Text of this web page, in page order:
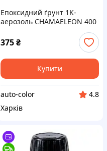
Епоксидний ґрунт 1K-
аерозоль CHAMAELEON 400
375₴
Купити
auto-color
4.8
Харків